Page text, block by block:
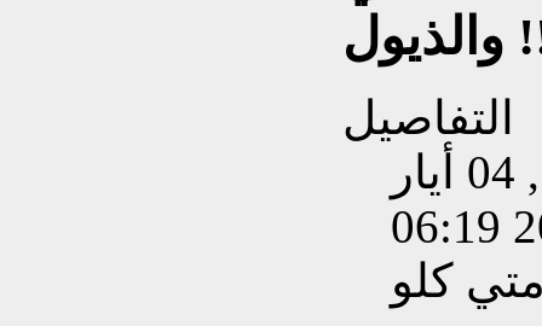
!!
التفاصيل
تم إنشاءه بتاريخ الأربعاء, 04 أيار
كلو